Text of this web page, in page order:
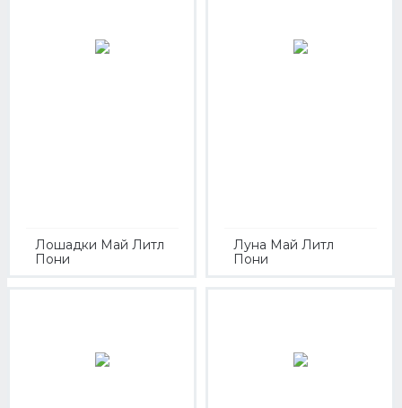
Лошадки Май Литл
Пони
Луна Май Литл
Пони